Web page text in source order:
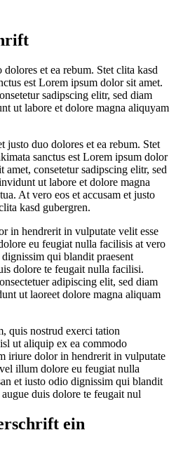
et ea rebum. Stet clita kasd
est Lorem ipsum dolor sit amet.
sadipscing elitr, sed diam
ut labore et dolore magna aliquyam
justo duo dolores et ea rebum. Stet
sanctus est Lorem ipsum dolor
consetetur sadipscing elitr, sed
ut labore et dolore magna
At vero eos et accusam et justo
kasd gubergren.
in hendrerit in vulputate velit esse
eu feugiat nulla facilisis at vero
qui blandit praesent
dolore te feugait nulla facilisi.
adipiscing elit, sed diam
ut laoreet dolore magna aliquam
quis nostrud exerci tation
ut aliquip ex ea commodo
iriure dolor in hendrerit in vulputate
illum dolore eu feugiat nulla
et iusto odio dignissim qui blandit
duis dolore te feugait nul
ein